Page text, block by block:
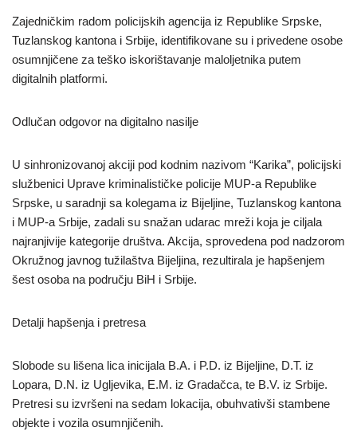
Zajedničkim radom policijskih agencija iz Republike Srpske,
Tuzlanskog kantona i Srbije, identifikovane su i privedene osobe
osumnjičene za teško iskorištavanje maloljetnika putem
digitalnih platformi.
Odlučan odgovor na digitalno nasilje
U sinhronizovanoj akciji pod kodnim nazivom “Karika”, policijski
službenici Uprave kriminalističke policije MUP-a Republike
Srpske, u saradnji sa kolegama iz Bijeljine, Tuzlanskog kantona
i MUP-a Srbije, zadali su snažan udarac mreži koja je ciljala
najranjivije kategorije društva. Akcija, sprovedena pod nadzorom
Okružnog javnog tužilaštva Bijeljina, rezultirala je hapšenjem
šest osoba na području BiH i Srbije.
Detalji hapšenja i pretresa
Slobode su lišena lica inicijala B.A. i P.D. iz Bijeljine, D.T. iz
Lopara, D.N. iz Ugljevika, E.M. iz Gradačca, te B.V. iz Srbije.
Pretresi su izvršeni na sedam lokacija, obuhvativši stambene
objekte i vozila osumnjičenih.